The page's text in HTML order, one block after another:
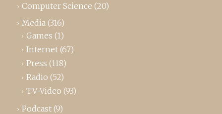
Computer Science (20)
Media (316)
Games (1)
Internet (67)
Press (118)
Radio (52)
TV-Video (93)
Podcast (9)